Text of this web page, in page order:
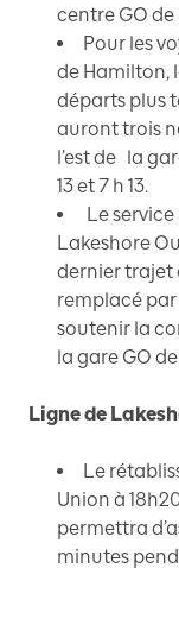
centre GO
Pour les
de Hamilton,
départs plus
auront trois
l’est de la
13 et 7 h 13.
Le
Lakeshore
dernier trajet
remplacé par
soutenir la
la gare GO
Ligne de
Le
Union à
permettra
minutes